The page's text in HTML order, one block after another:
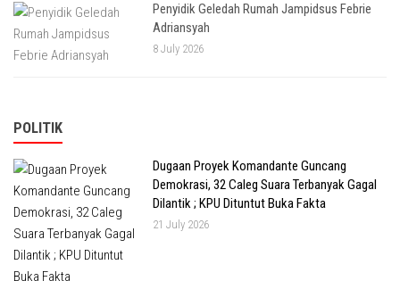
Penyidik Geledah Rumah Jampidsus Febrie
Adriansyah
8 July 2026
POLITIK
Dugaan Proyek Komandante Guncang
Demokrasi, 32 Caleg Suara Terbanyak Gagal
Dilantik ; KPU Dituntut Buka Fakta
21 July 2026